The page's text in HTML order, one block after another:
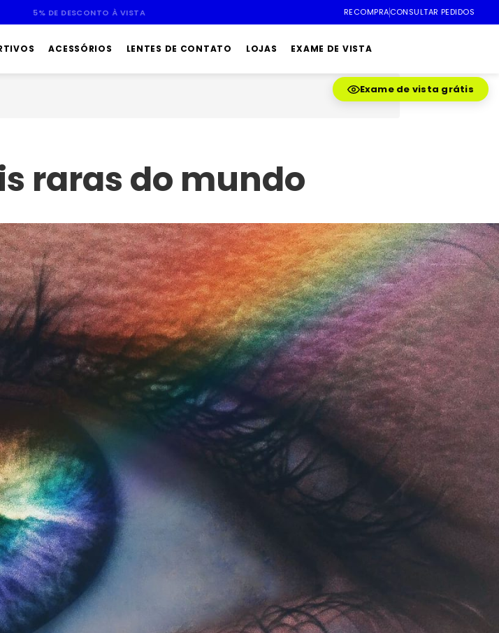
ATÉ 10X SEM JUROS RECOMPRACONSULTAR PEDIDOS
ACESSÓRIOS LENTES DE CONTATO LOJAS EXAME DE VISTA
Exame de vista grátis
raras do mundo